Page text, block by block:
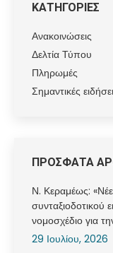
ΚΑΤΗΓΟΡΙΕΣ
Ανακοινώσεις
Δελτία Τύπου
Πληρωμές
Σημαντικές
ΠΡΟΣΦΑΤΑ
Ν. Κεραμέως:
συνταξιοδοτικού
νομοσχέδιο για
29 Ιουλίου, 2026